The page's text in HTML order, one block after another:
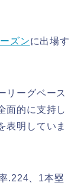
ズンに出場す
リーグベース
面的に支持し
表明していま
.224、1本塁